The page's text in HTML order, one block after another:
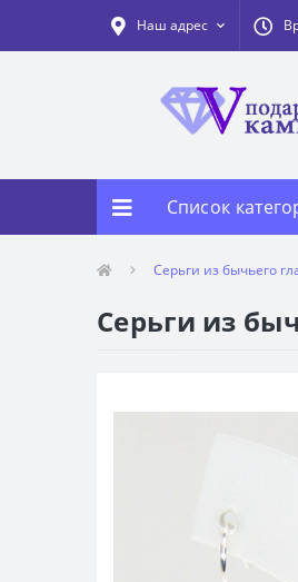
Наш адрес
Список
Серьги из бычьего
Серьги из